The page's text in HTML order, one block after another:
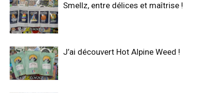
Smellz, entre délices et maîtrise !
J’ai découvert Hot Alpine Weed !